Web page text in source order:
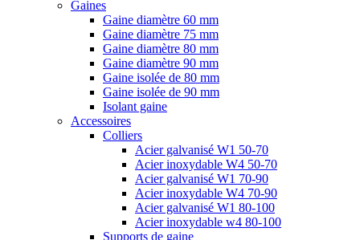
Gaines
Gaine diamètre 60 mm
Gaine diamètre 75 mm
Gaine diamètre 80 mm
Gaine diamètre 90 mm
Gaine isolée de 80 mm
Gaine isolée de 90 mm
Isolant gaine
Accessoires
Colliers
Acier galvanisé W1 50-70
Acier inoxydable W4 50-70
Acier galvanisé W1 70-90
Acier inoxydable W4 70-90
Acier galvanisé W1 80-100
Acier inoxydable w4 80-100
Supports de gaine